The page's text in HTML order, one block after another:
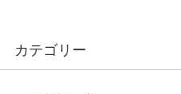
カテゴリー